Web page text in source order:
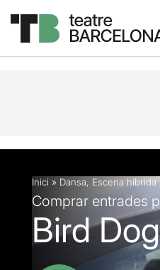
Descripció Fitxa
Inici » Dansa, Escena híbrida
Comprar entrades
Bird Dog